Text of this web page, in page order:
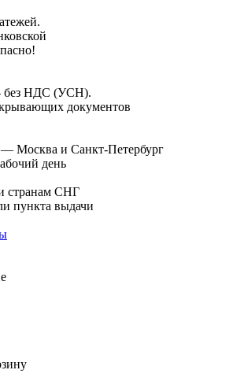
без НДС (УСН).
документов
— Москва и Санкт-Петербург
день
странам СНГ
пункта выдачи